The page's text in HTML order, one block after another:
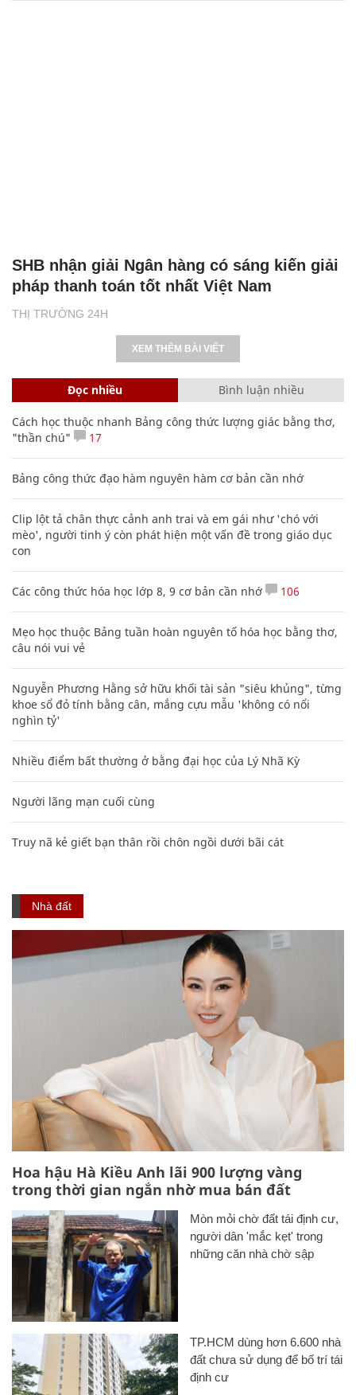
THỊ TRƯỜNG 24H
SHB nhận giải Ngân hàng có sáng kiến giải
pháp thanh toán tốt nhất Việt Nam
XEM THÊM BÀI VIẾT
Đọc nhiều Bình luận nhiều
Cách học thuộc nhanh Bảng công thức lượng giác bằng thơ,
"thần chú"
17
Bảng công thức đạo hàm nguyên hàm cơ bản cần nhớ
Clip lột tả chân thực cảnh anh trai và em gái như 'chó với
mèo', người tinh ý còn phát hiện một vấn đề trong giáo dục
con
Các công thức hóa học lớp 8, 9 cơ bản cần nhớ 106
Mẹo học thuộc Bảng tuần hoàn nguyên tố hóa học bằng thơ,
câu nói vui vẻ
Nguyễn Phương Hằng sở hữu khối tài sản "siêu khủng", từng
khoe sổ đỏ tính bằng cân, mắng cựu mẫu 'không có nổi
nghìn tỷ'
Nhiều điểm bất thường ở bằng đại học của Lý Nhã Kỳ
Người lãng mạn cuối cùng
Truy nã kẻ giết bạn thân rồi chôn ngồi dưới bãi cát
Nhà đất
Hoa hậu Hà Kiều Anh lãi 900 lượng vàng
trong thời gian ngắn nhờ mua bán đất
Mòn mỏi chờ đất tái định cư,
người dân 'mắc kẹt' trong
những căn nhà chờ sập
TP.HCM dùng hơn 6.600 nhà
đất chưa sử dụng để bố trí tái
định cư